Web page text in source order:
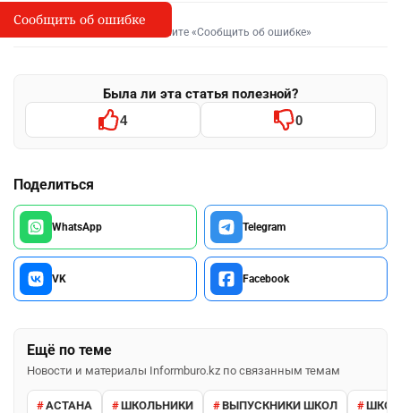
I
Сообщить об опечатке
Выделите фрагмент и нажмите «Сообщить об ошибке»
Была ли эта статья полезной?
4 0
Поделиться
WhatsApp Telegram
VK Facebook
Ещё по теме
Новости и материалы Informburo.kz по связанным темам
АСТАНА ШКОЛЬНИКИ ВЫПУСКНИКИ ШКОЛ
Сообщить об ошибке